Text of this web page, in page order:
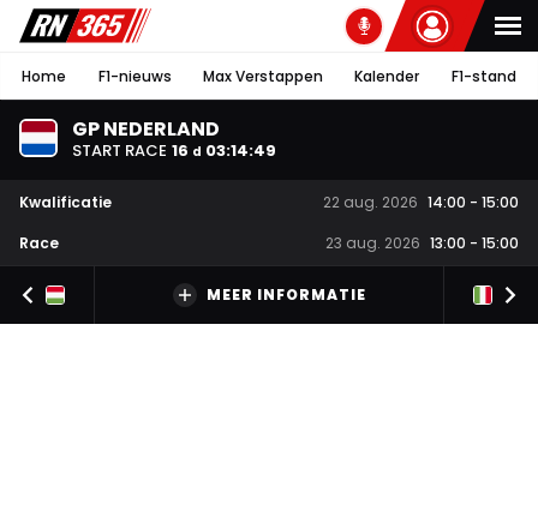
Home F1-nieuws Max Verstappen Kalender F1-stand
GP NEDERLAND
START RACE 16 d 03:14:49
Kwalificatie 22 aug. 2026 14:00 - 15:00
Race
23 aug. 2026 13:00 - 15:00
MEER INFORMATIE